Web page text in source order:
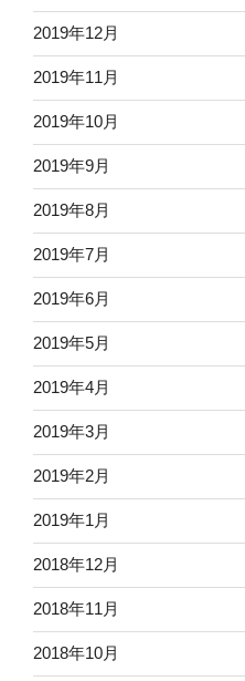
2019年12月
2019年11月
2019年10月
2019年9月
2019年8月
2019年7月
2019年6月
2019年5月
2019年4月
2019年3月
2019年2月
2019年1月
2018年12月
2018年11月
2018年10月